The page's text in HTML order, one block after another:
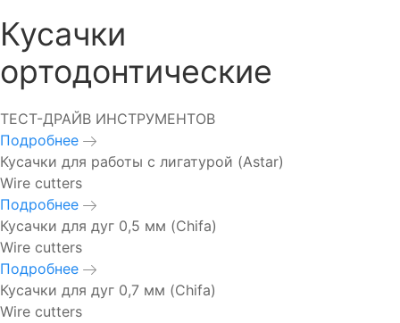
Кусачки
ортодонтические
ТЕСТ-ДРАЙВ ИНСТРУМЕНТОВ
Подробнее
Кусачки для работы с лигатурой (Astar)
Wire cutters
Подробнее
Кусачки для дуг 0,5 мм (Chifa)
Wire cutters
Подробнее
Кусачки для дуг 0,7 мм (Chifa)
Wire cutters